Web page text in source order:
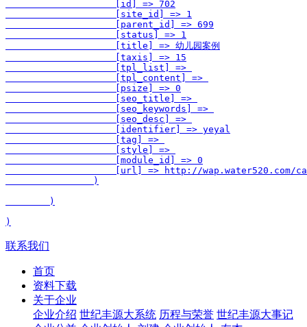
                    [id] => 702
                    [site_id] => 1
                    [parent_id] => 699
                    [status] => 1
                    [title] => 幼儿园案例
                    [taxis] => 15
                    [tpl_list] =>
                    [tpl_content] =>
                    [psize] => 0
                    [seo_title] =>
                    [seo_keywords] =>
                    [seo_desc] =>
                    [identifier] => yeyal
                    [tag] =>
                    [style] =>
                    [module_id] => 0
[url] => http://wap.water520.com/
                )
        )
联系我们
首页
资料下载
关于企业
企业介绍 世纪丰源大系统 历程与荣誉 世纪丰源大事记